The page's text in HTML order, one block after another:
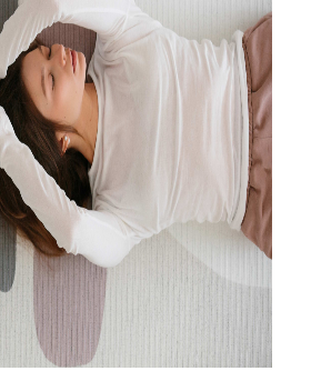
на сайт astradekids.ru
на Parklon